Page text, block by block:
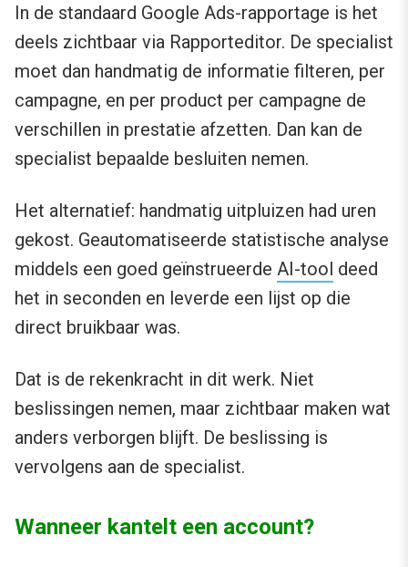
In de standaard Google Ads-rapportage is het
deels zichtbaar via Rapporteditor. De specialist
moet dan handmatig de informatie filteren, per
campagne, en per product per campagne de
verschillen in prestatie afzetten. Dan kan de
specialist bepaalde besluiten nemen.
Het alternatief: handmatig uitpluizen had uren
gekost. Geautomatiseerde statistische analyse
middels een goed geïnstrueerde AI-tool deed
het in seconden en leverde een lijst op die
direct bruikbaar was.
Dat is de rekenkracht in dit werk. Niet
beslissingen nemen, maar zichtbaar maken wat
anders verborgen blijft. De beslissing is
vervolgens aan de specialist.
Wanneer kantelt een account?